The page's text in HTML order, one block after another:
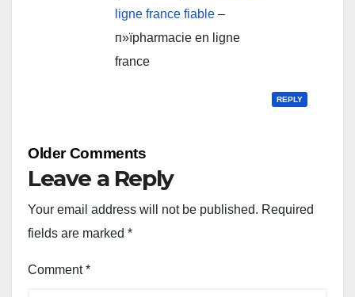
ligne france fiable –
п»їpharmacie en ligne
france
REPLY
Comment
Older Comments
Leave a Reply
Your email address will not be published. Required
fields are marked *
Comment*